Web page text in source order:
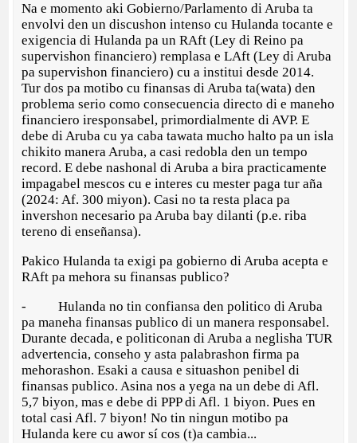
Na e momento aki Gobierno/Parlamento di Aruba ta
envolvi den un discushon intenso cu Hulanda tocante e
exigencia di Hulanda pa un RAft (Ley di Reino pa
supervishon financiero) remplasa e LAft (Ley di Aruba
pa supervishon financiero) cu a institui desde 2014.
Tur dos pa motibo cu finansas di Aruba ta(wata) den
problema serio como consecuencia directo di e maneho
financiero iresponsabel, primordialmente di AVP. E
debe di Aruba cu ya caba tawata mucho halto pa un isla
chikito manera Aruba, a casi redobla den un tempo
record. E debe nashonal di Aruba a bira practicamente
impagabel mescos cu e interes cu mester paga tur aña
(2024: Af. 300 miyon). Casi no ta resta placa pa
invershon necesario pa Aruba bay dilanti (p.e. riba
tereno di enseñansa).
Pakico Hulanda ta exigi pa gobierno di Aruba acepta e
RAft pa mehora su finansas publico?
- Hulanda no tin confiansa den politico di Aruba
pa maneha finansas publico di un manera responsabel.
Durante decada, e politiconan di Aruba a neglisha TUR
advertencia, conseho y asta palabrashon firma pa
mehorashon. Esaki a causa e situashon penibel di
finansas publico. Asina nos a yega na un debe di Afl.
5,7 biyon, mas e debe di PPP di Afl. 1 biyon. Pues en
total casi Afl. 7 biyon! No tin ningun motibo pa
Hulanda kere cu awor sí cos (t)a cambia...